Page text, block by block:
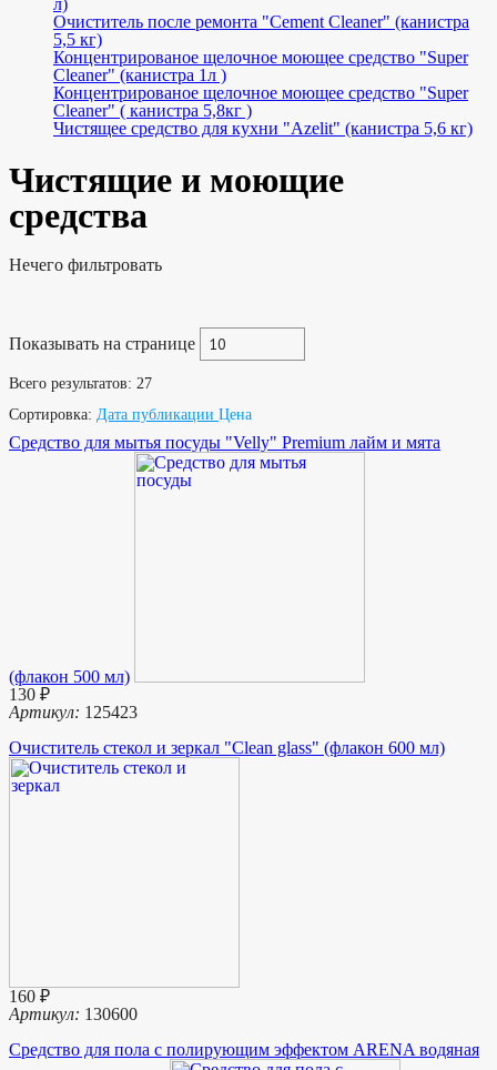
л)
Очиститель после ремонта "Cement Cleaner" (канистра
5,5 кг)
Концентрированое щелочное моющее средство "Super
Cleaner" (канистра 1л )
Концентрированое щелочное моющее средство "Super
Cleaner" ( канистра 5,8кг )
Чистящее средство для кухни "Azelit" (канистра 5,6 кг)
Чистящие и моющие
средства
Нечего фильтровать
Показывать на странице
Всего результатов: 27
Сортировка: Дата публикации Цена
Средство для мытья посуды "Velly" Premium лайм и мята
(флакон 500 мл)
130 ₽
Артикул: 125423
Очиститель стекол и зеркал "Clean glass" (флакон 600 мл)
160 ₽
Артикул: 130600
Средство для пола с полирующим эффектом ARENA водяная